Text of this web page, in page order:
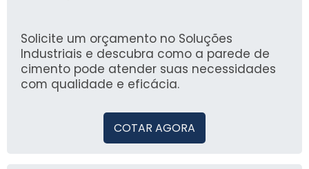
industriais.
Solicite um orçamento no Soluções
Industriais e descubra como a parede de
cimento pode atender suas necessidades
com qualidade e eficácia.
COTAR AGORA